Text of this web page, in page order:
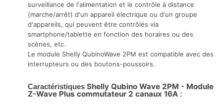
surveillance de l'alimentation et le contrôle à distance
(marche/arrêt) d'un appareil électrique ou d'un groupe
d'appareils, qui peuvent être contrôlés via
smartphone/tablette en fonction des horaires ou des
scènes, etc.
Le module Shelly QubinoWave 2PM est compatible avec des
interrupteurs ou des boutons-poussoirs.
Caractéristiques Shelly Qubino Wave 2PM - Module
Z-Wave Plus commutateur 2 canaux 16A :